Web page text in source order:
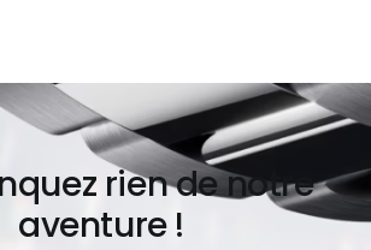
rien de notre
aventure !